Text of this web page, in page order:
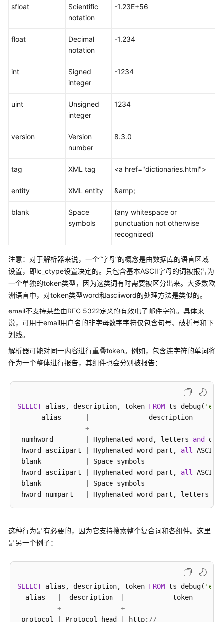
PostgreSQL
数
和
操
作
符
达
式
全
文
检
索
表
和
sfloat
Scientific
notation
-1.23E+56
float
Decimal
notation
-1.234
int
Signed
integer
-1234
uint
Unsigned
integer
1234
version
Version
number
8.3.0
tag XML tag <a href="dictionaries.html">
entity XML entity &amp;
blank
Space
symbols
(any whitespace or
punctuation not otherwise
recognized)
注意：对于解析器来说，一个“字母”的概念是由数据库的语言区域
设置，即lc_ctype设置决定的。只包含基本ASCII字母的词被报告为
一个单独的token类型，因为这类词有时需要被区分出来。大多数欧
洲语言中，对token类型word和asciiword的处理方法是类似的。
email不支持某些由RFC 5322定义的有效电子邮件字符。具体来
说，可用于email用户名的非字母数字字符仅包含句号、破折号和下
划线。
解析器可能对同一内容进行重叠token。例如，包含连字符的单词将
作为一个整体进行报告，其组件也会分别被报告：
SELECT alias, description, token FROM ts_debug(
      alias
-----------------
numhword
Hyphenated word, letters and
hword_asciipart
Hyphenated word part, all
blank
Space
hword_asciipart
Hyphenated word part, all
blank
Space
hword_numpart
Hyphenated word part, letters
这种行为是有必要的，因为它支持搜索整个复合词和各组件。这里
是另一个例子：
SELECT alias, description, token FROM ts_debug(
  alias
  description
----------+---------------
protocol
Protocol head http: //